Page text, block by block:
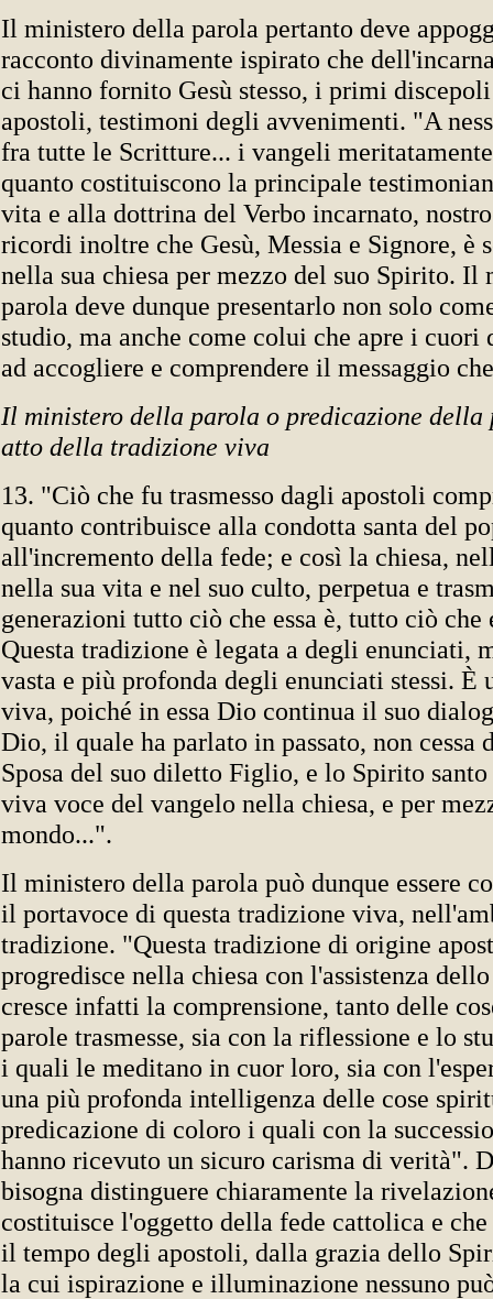
Il ministero della parola pertanto deve
racconto divinamente ispirato che
ci hanno fornito Gesù stesso, i primi
apostoli, testimoni degli avvenimenti. "A
fra tutte le Scritture... i vangeli
quanto costituiscono la principale
vita e alla dottrina del Verbo incarnato,
ricordi inoltre che Gesù, Messia e Signore, è
nella sua chiesa per mezzo del suo Spirito. Il
parola deve dunque presentarlo non solo
studio, ma anche come colui che apre i cuori
ad accogliere e comprendere il messaggio
Il ministero della parola o predicazione
atto della tradizione viva
13. "Ciò che fu trasmesso dagli apostoli
quanto contribuisce alla condotta santa del
all'incremento della fede; e così la chiesa,
nella sua vita e nel suo culto, perpetua e
generazioni tutto ciò che essa è, tutto ciò che
Questa tradizione è legata a degli enunciati,
vasta e più profonda degli enunciati stessi. È
viva, poiché in essa Dio continua il suo
Dio, il quale ha parlato in passato, non cessa
Sposa del suo diletto Figlio, e lo Spirito
viva voce del vangelo nella chiesa, e per
mondo...".
Il ministero della parola può dunque essere
il portavoce di questa tradizione viva,
tradizione. "Questa tradizione di origine
progredisce nella chiesa con l'assistenza
cresce infatti la comprensione, tanto delle
parole trasmesse, sia con la riflessione e lo
i quali le meditano in cuor loro, sia con
una più profonda intelligenza delle cose
predicazione di coloro i quali con la
hanno ricevuto un sicuro carisma di verità".
bisogna distinguere chiaramente la
costituisce l'oggetto della fede cattolica e
il tempo degli apostoli, dalla grazia dello
la cui ispirazione e illuminazione nessuno